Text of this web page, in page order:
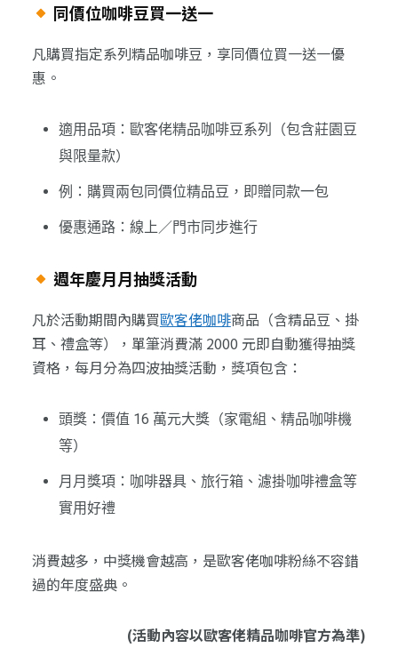
同價位咖啡豆買一送一
凡購買指定系列精品咖啡豆，享同價位買一送一優
惠。
適用品項：歐客佬精品咖啡豆系列（包含莊園豆
與限量款）
例：購買兩包同價位精品豆，即贈同款一包
優惠通路：線上／門市同步進行
週年慶月月抽獎活動
凡於活動期間內購買歐客佬咖啡商品（含精品豆、掛
耳、禮盒等），單筆消費滿 2000 元即自動獲得抽獎
資格，每月分為四波抽獎活動，獎項包含：
頭獎：價值 16 萬元大獎（家電組、精品咖啡機
等）
月月獎項：咖啡器具、旅行箱、濾掛咖啡禮盒等
實用好禮
消費越多，中獎機會越高，是歐客佬咖啡粉絲不容錯
過的年度盛典。
(活動內容以歐客佬精品咖啡官方為準)